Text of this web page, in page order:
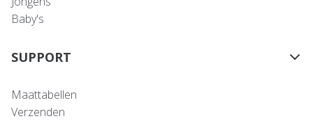
Baby's
SUPPORT
Maattabellen
Verzenden